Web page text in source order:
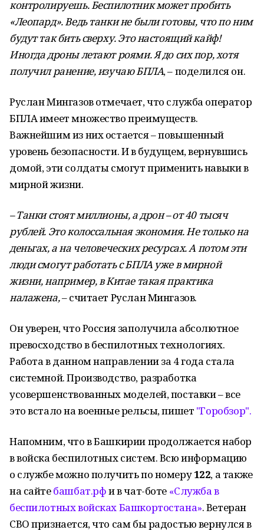
контролируешь. Беспилотник может пробить
«Леопард». Ведь танки не были готовы, что по ним
будут так бить сверху. Это настоящий кайф!
Иногда дроны летают роями. Я до сих пор, хотя
получил ранение, изучаю БПЛА, – поделился он.
Руслан Мингазов отмечает, что служба оператор
БПЛА имеет множество преимуществ.
Важнейшим из них остается – повышенный
уровень безопасности. И в будущем, вернувшись
домой, эти солдаты смогут применить навыки в
мирной жизни.
– Танки стоят миллионы, а дрон – от 40 тысяч
рублей. Это колоссальная экономия. Не только на
деньгах, а на человеческих ресурсах. А потом эти
люди смогут работать с БПЛА уже в мирной
жизни, например, в Китае такая практика
налажена,– считает Руслан Мингазов.
Он уверен, что Россия заполучила абсолютное
превосходство в беспилотных технологиях.
Работа в данном направлении за 4 года стала
системной. Производство, разработка
усовершенствованных моделей, поставки – все
это встало на военные рельсы, пишет "Горобзор".
Напомним, что в Башкирии продолжается набор
в войска беспилотных систем. Всю информацию
о службе можно получить по номеру122, а также
на сайтебашбат.рфи в чат-боте «Служба в
беспилотных войсках Башкортостана». Ветеран
СВО признается, что сам бы радостью вернулся в